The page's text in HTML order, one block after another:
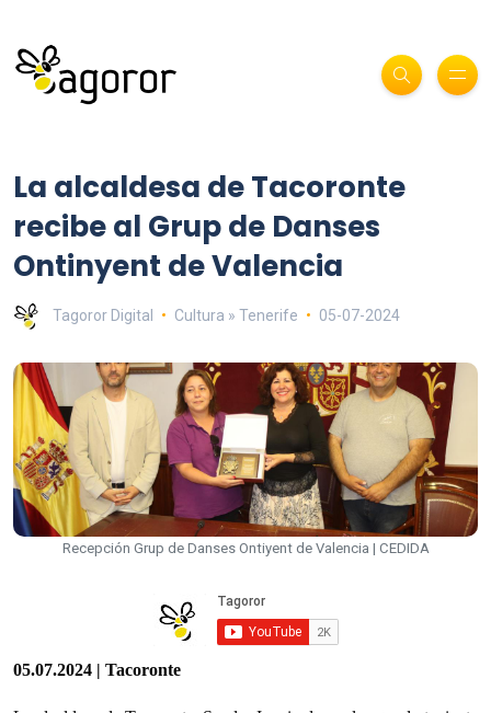
La alcaldesa de Tacoronte
recibe al Grup de Danses
Ontinyent de Valencia
Tagoror Digital Cultura » Tenerife 05-07-2024
Recepción Grup de Danses Ontiyent de Valencia | CEDIDA
05.07.2024 | Tacoronte